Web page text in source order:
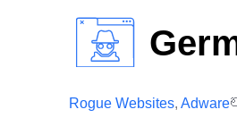
Rogue Websites, Adware